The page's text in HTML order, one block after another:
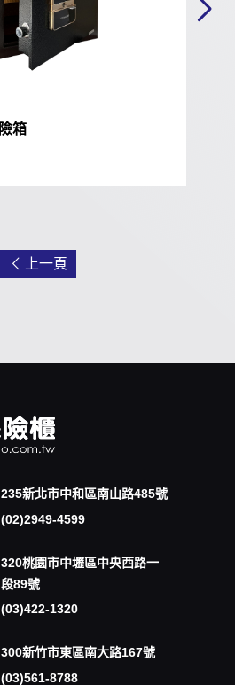
高貴典雅指紋密碼保險箱
上一頁
235新北市中和區南山路485號
(02)2949-4599
320桃園市中壢區中央西路一
段89號
(03)422-1320
300新竹市東區南大路167號
(03)561-8788